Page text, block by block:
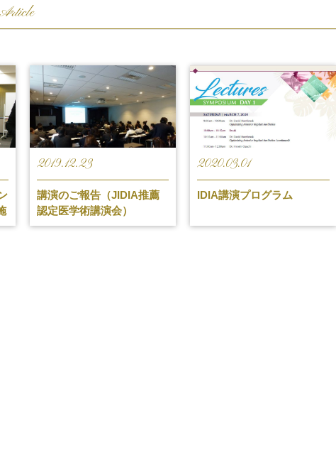
2019.12.23
講演のご報告（JIDIA推薦
認定医学術講演会）
2020.03.01
IDIA講演プログラム